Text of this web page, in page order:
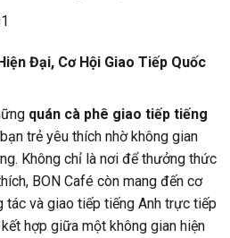
Đại, Cơ Hội Giao Tiếp Quốc
quán cà phê giao tiếp tiếng
trẻ yêu thích nhờ không gian
Không chỉ là nơi để thưởng thức
BON Café còn mang đến cơ
và giao tiếp tiếng Anh trực tiếp
hợp giữa một không gian hiện